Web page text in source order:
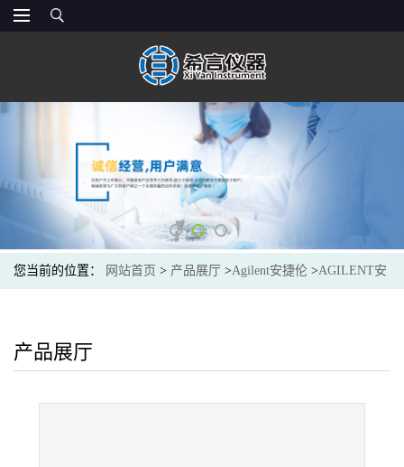
您当前的位置： 网站首页 > 产品展厅 >Agilent安捷伦 >AGILENT安
产品展厅